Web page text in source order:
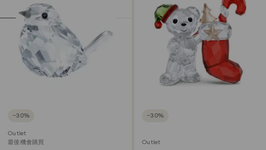
−30%
Outlet
最後機會購買
−30%
Outlet